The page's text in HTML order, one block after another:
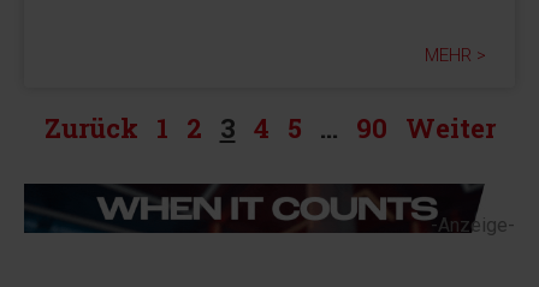
MEHR >
Zurück 1 2 3 4 5 … 90 Weiter
-Anzeige-